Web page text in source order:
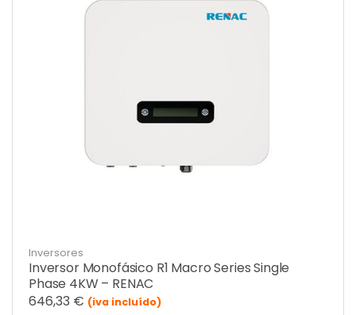
Inversores
Inversor Monofásico R1 Macro Series Single
Phase 4KW – RENAC
646,33 € (iva incluído)